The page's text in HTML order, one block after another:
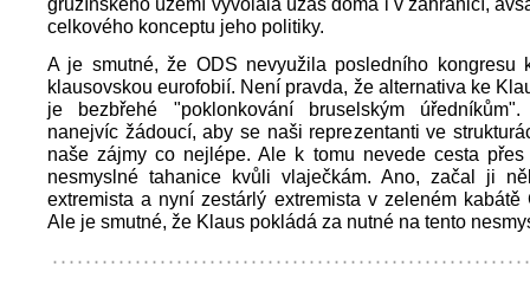
celkového konceptu jeho politiky.
A je smutné, že ODS nevyužila posledního kongresu
klausovskou eurofobií. Není pravda, že alternativa ke
je bezbřehé "poklonkování bruselským
nanejvíc žádoucí, aby se naši reprezentanti ve
naše zájmy co nejlépe. Ale k tomu nevede cesta přes
nesmyslné tahanice kvůli vlaječkám. Ano, začal ji
extremista a nyní zestárlý extremista v zeleném kabátě
Ale je smutné, že Klaus pokládá za nutné na tento